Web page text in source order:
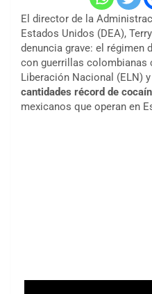
El director de la
Estados Unidos (DEA),
denuncia grave: el régimen
con guerrillas colombianas
Liberación Nacional (ELN)
cantidades récord de
mexicanos que operan en